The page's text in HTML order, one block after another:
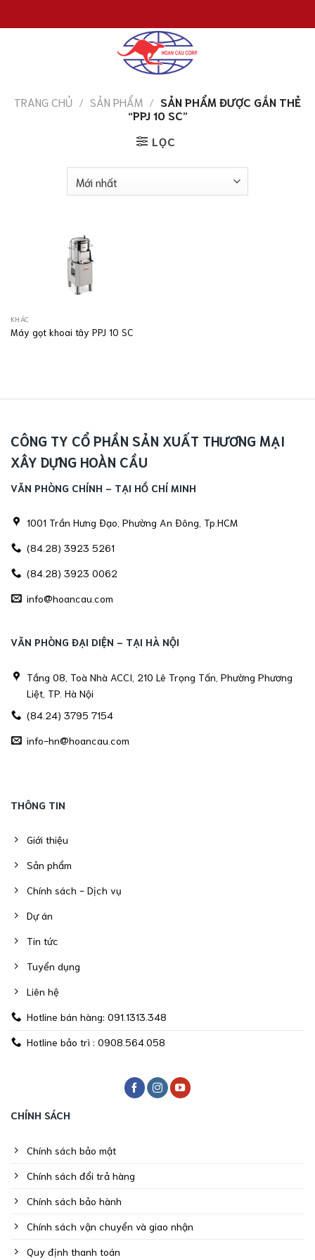
đến
TRANG CHỦ / SẢN PHẨM / SẢN PHẨM ĐƯỢC GẮN THẺ
“PPJ 10 SC”
LỌC
KHÁC
Máy gọt khoai tây PPJ 10 SC
CÔNG TY CỔ PHẦN SẢN XUẤT THƯƠNG MẠI
XÂY DỰNG HOÀN CẦU
VĂN PHÒNG CHÍNH - TẠI HỒ CHÍ MINH
1001 Trần Hưng Đạo, Phường An Đông, Tp.HCM
(84.28) 3923 5261
(84.28) 3923 0062
info@hoancau.com
VĂN PHÒNG ĐẠI DIỆN - TẠI HÀ NỘI
Tầng 08, Toà Nhà ACCI, 210 Lê Trọng Tấn, Phường Phương
Liệt, TP. Hà Nội
(84.24) 3795 7154
info-hn@hoancau.com
THÔNG TIN
Giới thiệu
Sản phẩm
Chính sách - Dịch vụ
Dự án
Tin tức
Tuyển dụng
Liên hệ
Hotline bán hàng: 091.1313.348
Hotline bảo trì : 0908.564.058
CHÍNH SÁCH
Chính sách bảo mật
Chính sách đổi trả hàng
Chính sách bảo hành
Chính sách vận chuyển và giao nhận
Quy định thanh toán